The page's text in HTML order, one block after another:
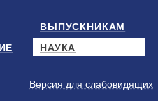
ВЫПУСКНИКАМ
НАУКА
Версия для слабовидящих